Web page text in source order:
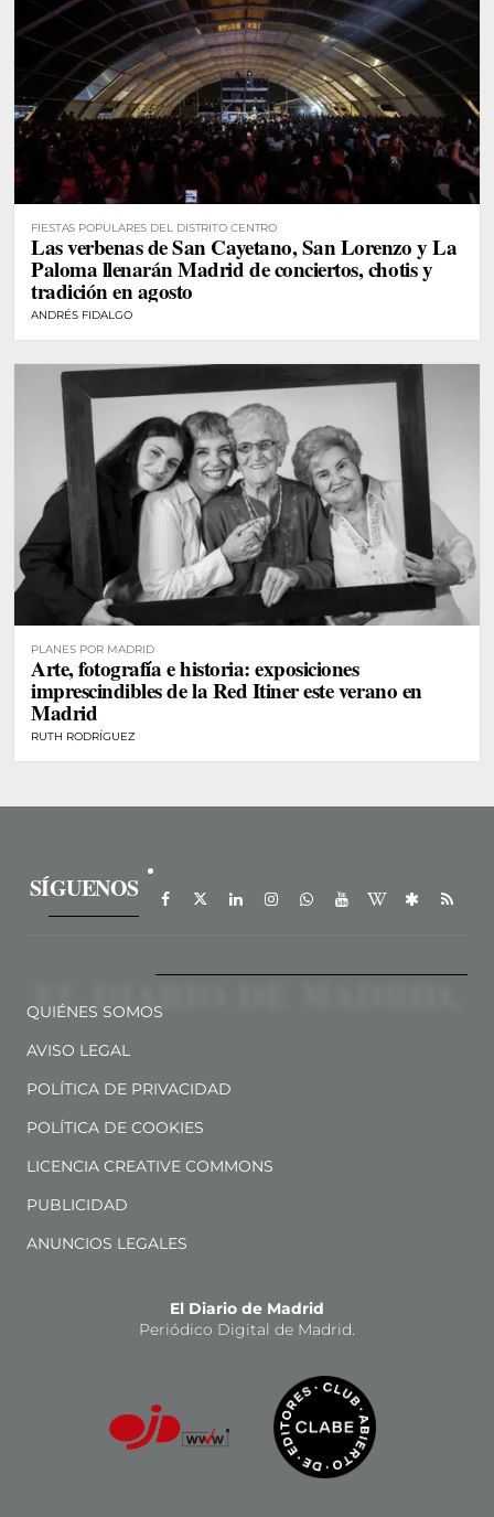
FIESTAS POPULARES DEL DISTRITO CENTRO
Las verbenas de San Cayetano, San Lorenzo y La
Paloma llenarán Madrid de conciertos, chotis y
tradición en agosto
ANDRÉS FIDALGO
PLANES POR MADRID
Arte, fotografía e historia: exposiciones
imprescindibles de la Red Itiner este verano en
Madrid
RUTH RODRÍGUEZ
SÍGUENOS
QUIÉNES SOMOS
AVISO LEGAL
POLÍTICA DE PRIVACIDAD
POLÍTICA DE COOKIES
LICENCIA CREATIVE COMMONS
PUBLICIDAD
ANUNCIOS LEGALES
El Diario de Madrid
Periódico Digital de Madrid.